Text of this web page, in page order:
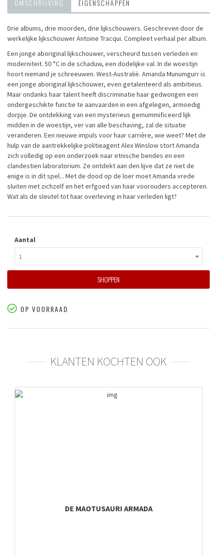
OMSCHRIJVING EIGENSCHAPPEN
Drie albums, drie moorden, drie lijkschouwers. Geschreven door de
werkelijke lijkschouwer Antoine Tracqui. Compleet verhaal per album.
Een jonge aboriginal lijkschouwer, verscheurd tussen verleden en
moderniteit. 50 °C in de schaduw, een dodelijke val. In de woestijn
hoort niemand je schreeuwen. West-Australië. Amanda Munumgurr is
een jonge aboriginal lijkschouwer, even getalenteerd als ambitieus.
Maar ondanks haar talent heeft discriminatie haar gedwongen een
ondergeschikte functie te aanvaarden in een afgelegen, armoedig
dorpje. De ontdekking van een mysterieus gemummificeerd lijk
midden in de woestijn, ver van alle beschaving, zal de situatie
veranderen. Een nieuwe impuls voor haar carrière, wie weet? Met de
hulp van de aantrekkelijke politieagent Alex Winslow stort Amanda
zich volledig op een onderzoek naar etnische bendes en een
clandestien laboratorium. Ze ontdekt aan den lijve dat ze niet de
enige is in dit spel... Met de dood op de loer moet Amanda vrede
sluiten met zichzelf en het erfgoed van haar voorouders accepteren.
Wat als de sleutel tot haar overleving in haar verleden ligt?
Aantal
1
SHOPPEN
OP VOORRAAD
KLANTEN KOCHTEN OOK
DE MAOTUSAURI ARMADA